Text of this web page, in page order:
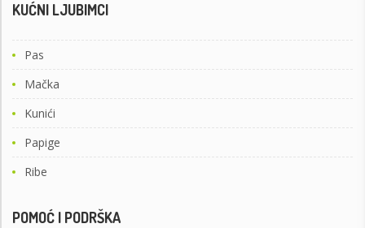
KUĆNI LJUBIMCI
Pas
Mačka
Kunići
Papige
Ribe
POMOĆ I PODRŠKA